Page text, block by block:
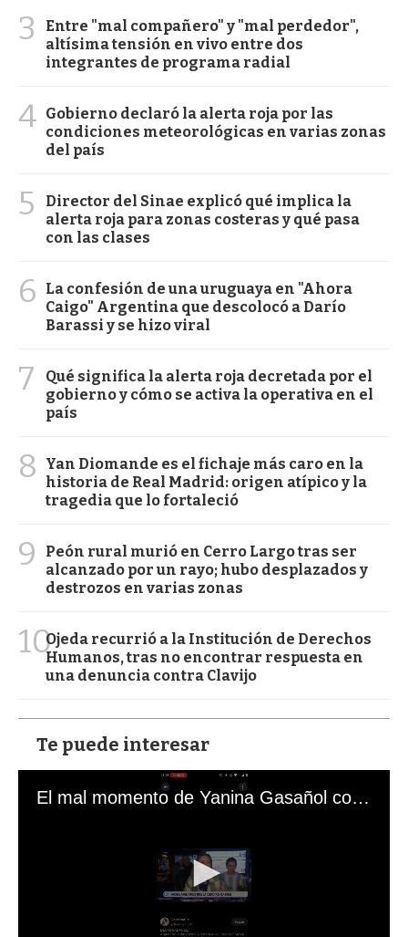
3
Entre "mal compañero" y "mal perdedor",
altísima tensión en vivo entre dos
integrantes de programa radial
4 Gobierno declaró la alerta roja por las
condiciones meteorológicas en varias zonas
del país
5
Director del Sinae explicó qué implica la
alerta roja para zonas costeras y qué pasa
con las clases
6
La confesión de una uruguaya en "Ahora
Caigo" Argentina que descolocó a Darío
Barassi y se hizo viral
7
Qué significa la alerta roja decretada por el
gobierno y cómo se activa la operativa en el
país
8
Yan Diomande es el fichaje más caro en la
historia de Real Madrid: origen atípico y la
tragedia que lo fortaleció
9
Peón rural murió en Cerro Largo tras ser
alcanzado por un rayo; hubo desplazados y
destrozos en varias zonas
10Ojeda recurrió a la Institución de Derechos
Humanos, tras no encontrar respuesta en
una denuncia contra Clavijo
Te puede interesar
El mal momento de Yanina Gasañol con un hincha argentino en "Subrayado"